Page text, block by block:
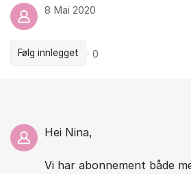
8 Mai 2020
Følg innlegget 0
Hei Nina,
Vi har abonnement både